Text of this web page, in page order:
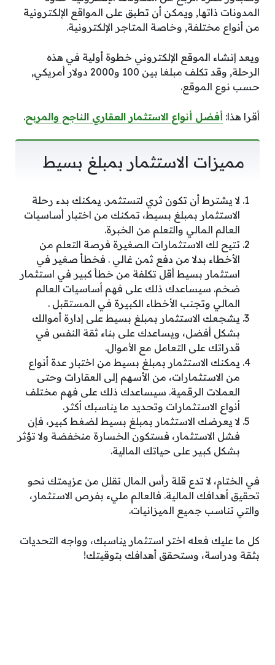
المدونات ذاتها, ويمكن أن تطبق على المواقع الإلكترونية
من أنواع مختلفة, وخاصة المتاجر الإلكترونية.
ويعد إنشاء الموقع الإلكتروني خطوة أولية في هذه
الرحلة, وقد تكلف مبلغا بين 100 و2000 دولار أمريكي,
حسب نوع الموقع.
أقرا هذا: أفضل أنواع الاستثمار العقاري الناجح والمربح.
مميزات الاستثمار بمبلغ بسيط
لا يشترط أن تكون ثري لتستثمر. يمكنك بدء رحلة
الاستثمار بمبلغ بسيط، تمكنك من اختبار أساسيات
العالم المالي والتعلم من الخبرة.
تتيح لك الاستثمارات الصغيرة فرصة التعلم من
الأخطاء بدلا من دفع ثمن غالي . فخطأ صغير في
استثمار بسيط أقل تكلفة من خطأ كبير في استثمار
ضخم. سيساعدك ذلك على فهم أساسيات العالم
المالي وتجنب الأخطاء الكبيرة في المستقبل .
يشجعك الاستثمار بمبلغ بسيط على إدارة أموالك
بشكل أفضل، ويساعدك على بناء ثقة النفس في
قدراتك على التعامل مع الأموال.
يمكنك الاستثمار بمبلغ بسيط من اختبار عدة أنواع
من الاستثمارات، من الأسهم إلى العقارات وحتى
العملات الرقمية. سيساعدك ذلك على فهم مختلف
أنواع الاستثمارات وتحديد ما يناسبك أكثر.
لا يعرضك الاستثمار بمبلغ بسيط لضغط كبير، فإن
فشل الاستثمار، فستكون الخسارة منخفضة ولا تؤثر
بشكل كبير على حياتك المالية.
في الختام، لا تدع قلة رأس المال تقلل من عزيمتك نحو
تحقيق أهدافك المالية. فالعالم مليء بفرص الاستثمار،
والتي تناسب جميع الميزانيات.
كل ما عليك فعله اختر استثمار يناسبك، وواجه التحديات
بثقة ودراسة، وستحقق أهدافك بتوقيتك!